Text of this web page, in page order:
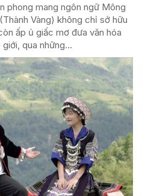
phong mang ngôn ngữ Mông
Vàng) không chỉ sở hữu
ấp ủ giấc mơ đưa văn hóa
qua những...